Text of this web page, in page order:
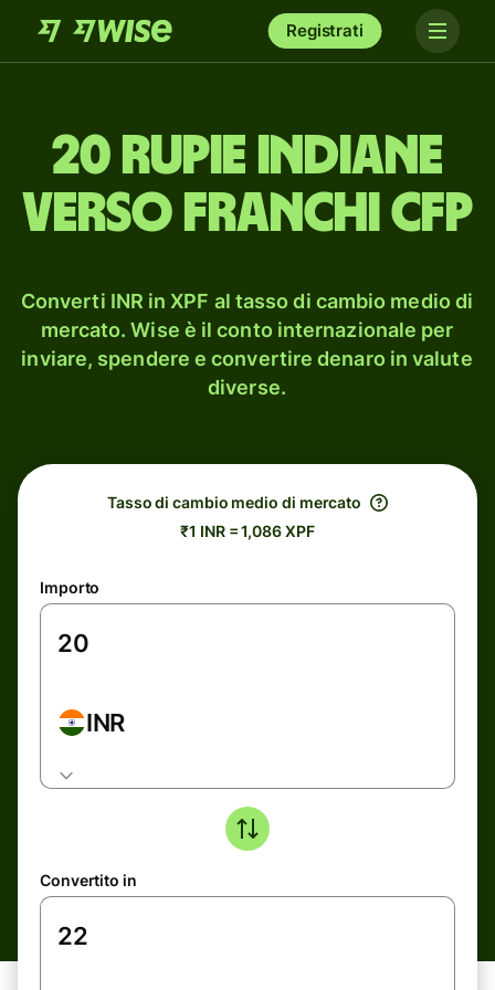
Registrati
20 rupie indiane
verso franchi CFP
Converti INR in XPF al tasso di cambio medio di
mercato. Wise è il conto internazionale per
inviare, spendere e convertire denaro in valute
diverse.
Tasso di cambio medio di mercato
₹1 INR = 1,086 XPF
Importo
INR
Convertito in